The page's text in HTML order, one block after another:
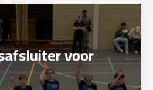
voor